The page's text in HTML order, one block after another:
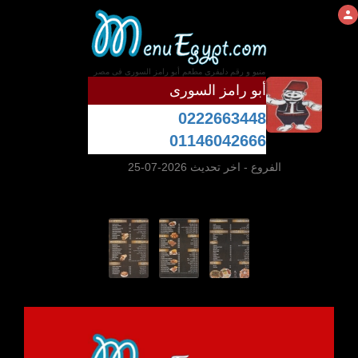
منيو و رقم دليفرى مطعم أبو رامز السورى فى مصر
أبو رامز السورى
0222663448
01146042666
الفروع - اخر تحديث 2026-07-25